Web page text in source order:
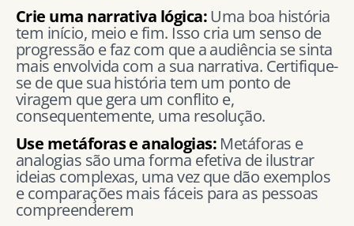
Crie uma narrativa lógica:Uma boa história
tem início, meio e fim. Isso cria um senso de
progressão e faz com que a audiência se sinta
mais envolvida com a sua narrativa. Certifique-
se de que sua história tem um ponto de
viragem que gera um conflito e,
consequentemente, uma resolução.
Use metáforas e analogias:Metáforas e
analogias são uma forma efetiva de ilustrar
ideias complexas, uma vez que dão exemplos
e comparações mais fáceis para as pessoas
compreenderem